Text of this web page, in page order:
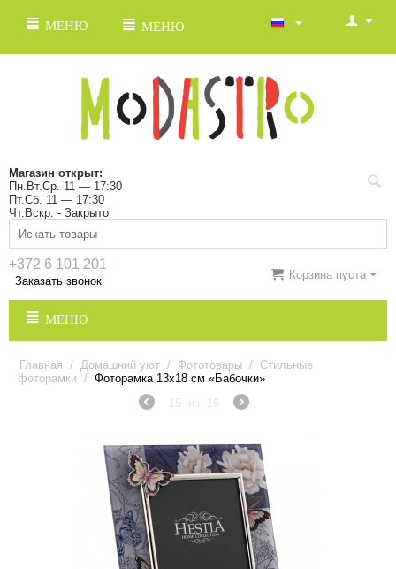
МЕНЮ МЕНЮ
Магазин открыт:
Пн.Вт.Ср. 11 — 17:30
Пт.Сб. 11 — 17:30
Чт.Вскр. - Закрыто
+372 6 101 201
Заказать звонок Корзина пуста
МЕНЮ
Главная / Домашний уют / Фототовары / Стильные
фоторамки / Фоторамка 13х18 см «Бабочки»
15
из 16